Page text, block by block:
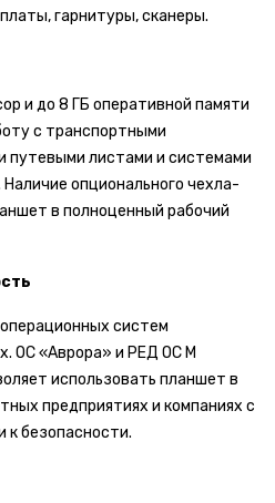
гарнитуры, сканеры.
и до 8 ГБ оперативной памяти
с транспортными
путевыми листами и системами
опционального чехла-
в полноценный рабочий
систем
ОС «Аврора» и РЕД ОС М
использовать планшет в
предприятиях и компаниях с
безопасности.